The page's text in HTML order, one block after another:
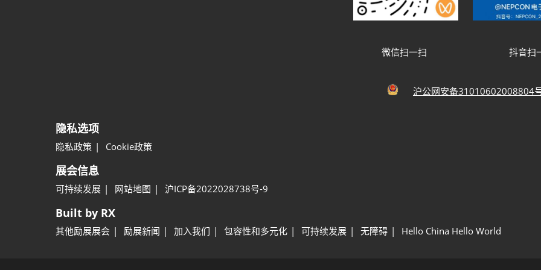
微信扫一扫 抖音
沪公网安备31010602008804
隐私选项
隐私政策 Cookie政策
展会信息
可持续发展 网站地图 沪ICP备2022028738号-9
Built by RX
其他励展展会 励展新闻 加入我们 包容性和多元化 可持续发展 无障碍 Hello China Hello World